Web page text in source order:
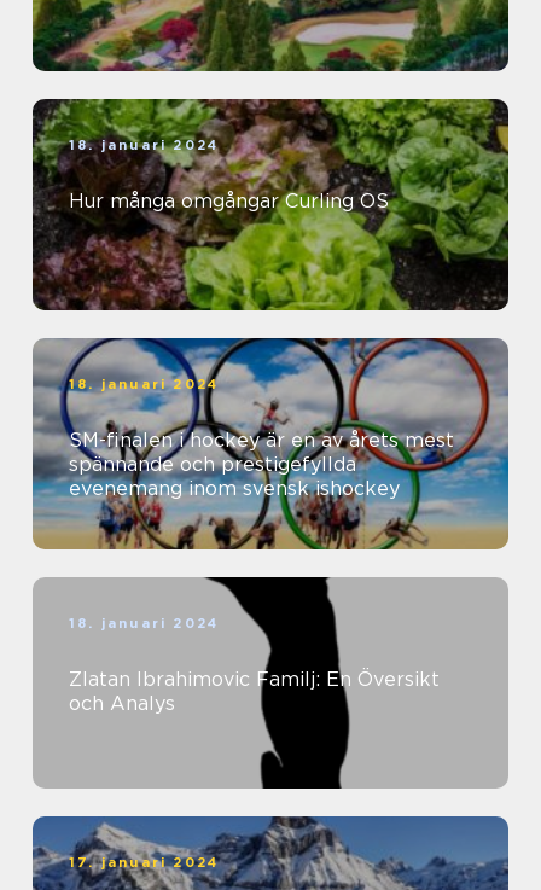
18. januari 2024
Hur många omgångar Curling OS
18. januari 2024
SM-finalen i hockey är en av årets mest
spännande och prestigefyllda
evenemang inom svensk ishockey
18. januari 2024
Zlatan Ibrahimovic Familj: En Översikt
och Analys
17. januari 2024